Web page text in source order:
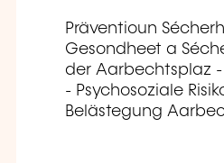
Präventioun
Gesondheet a
der Aarbechtsplaz -
- Psychosoziale
Belästegung